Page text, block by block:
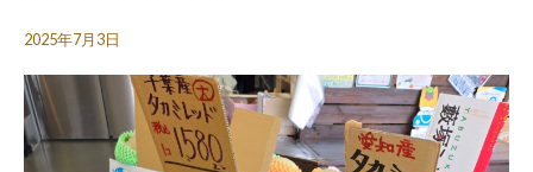
2025年7月3日